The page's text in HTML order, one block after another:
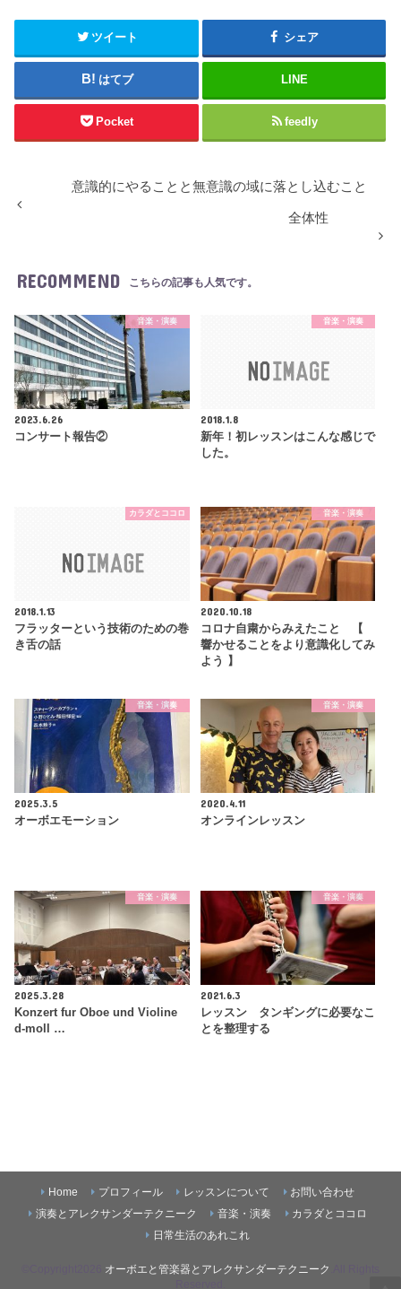
ツイート シェア
はてブ LINE
Pocket feedly
意識的にやることと無意識の域に落とし込むこと
全体性
RECOMMEND こちらの記事も人気です。
音楽・演奏
2023.6.26
コンサート報告②
音楽・演奏
2018.1.8
新年！初レッスンはこんな感じで
した。
カラダとココロ
2018.1.13
フラッターという技術のための巻
き舌の話
音楽・演奏
2020.10.18
コロナ自粛からみえたこと 【
響かせることをより意識化してみ
よう 】
音楽・演奏
2025.3.5
オーボエモーション
音楽・演奏
2020.4.11
オンラインレッスン
音楽・演奏
2025.3.28
Konzert fur Oboe und Violine
d-moll …
音楽・演奏
2021.6.3
レッスン タンギングに必要なこ
とを整理する
Home プロフィール レッスンについて
お問い合わせ
演奏とアレクサンダーテクニーク
音楽・演奏
カラダとココロ
日常生活のあれこれ
オーボエと管楽器とアレクサンダーテクニーク